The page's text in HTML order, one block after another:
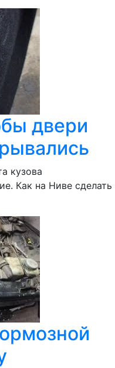
двери
кузова
Как на Ниве сделать